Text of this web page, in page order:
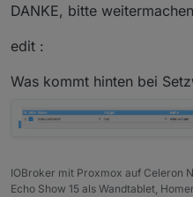
DANKE, bitte
edit :
Was kommt hinten bei
IOBroker mit Proxmox auf Celeron
Echo Show 15 als Wandtablet,